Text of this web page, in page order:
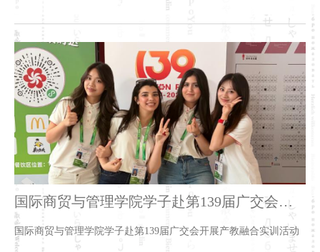
国际商贸与管理学院学子赴第139届广交会开
展产教融合实训活动
国际商贸与管理学院学子赴第139届广交会开展产教融合实训活动